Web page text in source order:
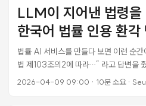
을 정리한다. 상황 MDM은 HWP,
XLSX, HTML, CSV, TXT를
데스크톱 앱, PyPI 패키지(pip install
이미 있었다. 남은 건 Claude Code,
agent에서 MCP 프로토콜로 직접 부르
LLM이 지어낸 법령
한국어 법률 인용 환각
법률 AI 서비스를 만들다 보면 이런 순
법 제103조의2에 따라…” 라고 답변을
라는 조문은 존재하지 않는다. 본조인 제
2026-04-09 09:00 · 10분 소요·